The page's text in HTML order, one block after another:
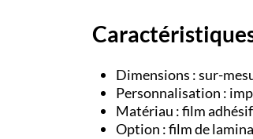
Dimensions : sur-
Personnalisation :
Matériau : film
Option : film de